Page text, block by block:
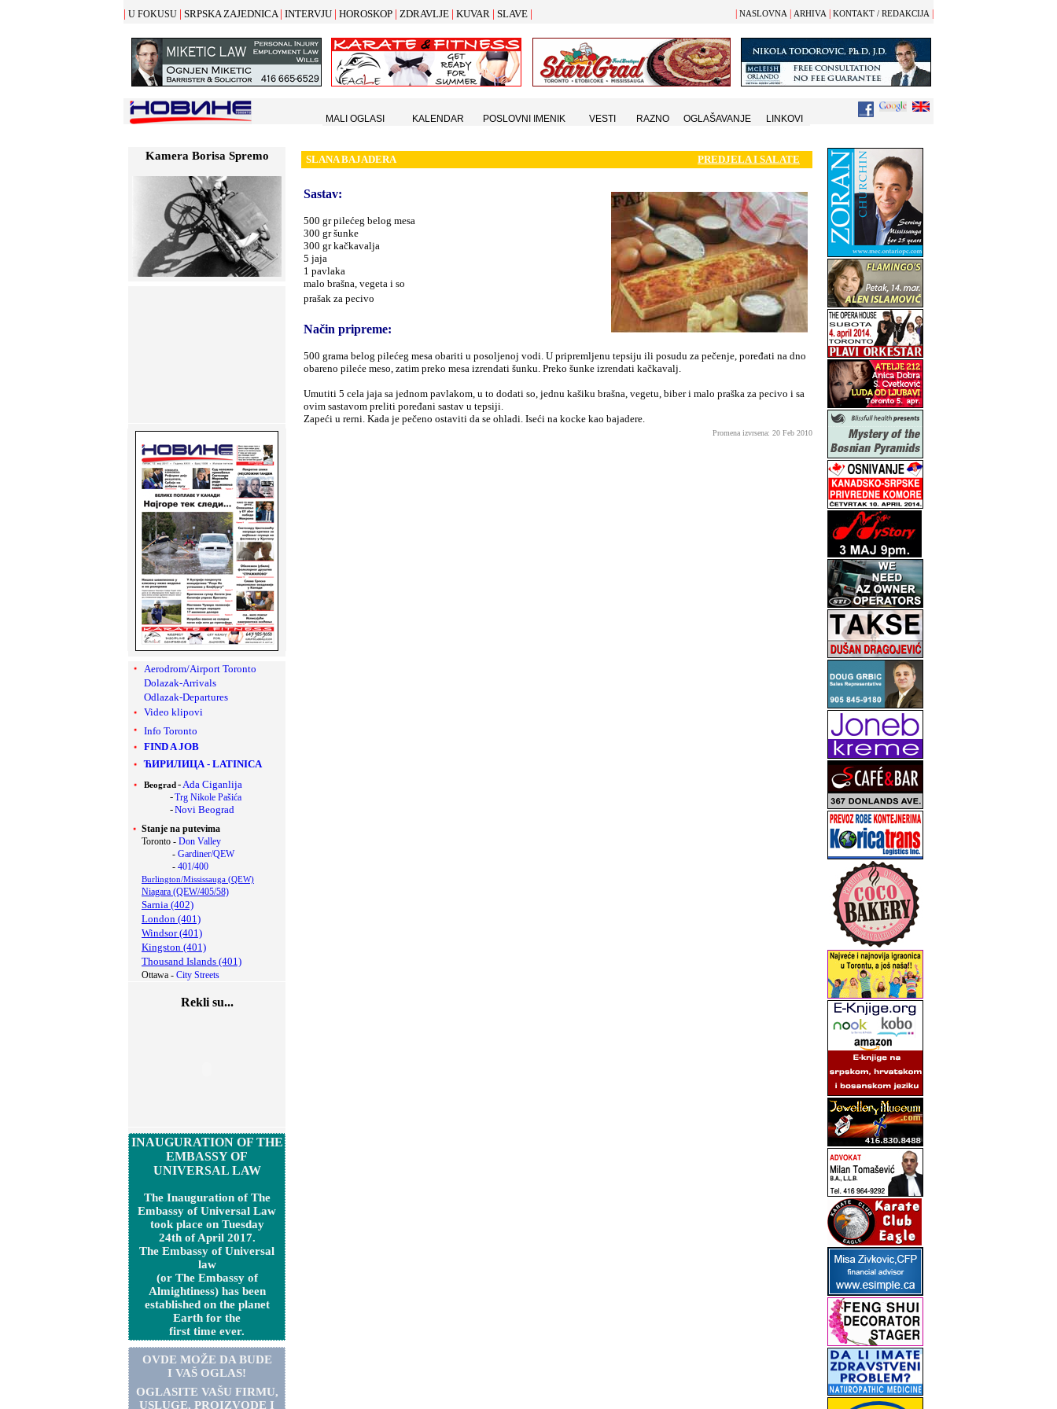
| U FOKUSU | SRPSKA ZAJEDNICA | INTERVJU | HOROSKOP | ZDRAVLJE | KUVAR | SLAVE | NASLOVNA ARHIVA KONTAKT / REDAKCIJA
Kamera Borisa Spremo
Aerodrom/Airport Toronto
Dolazak-Arrivals
Odlazak-Departures
Video klipovi
Info Toronto
FIND A JOB
ЋИРИЛИЦА - LATINICA
Beograd -Ada Ciganlija
-Trg Nikole Pašića
-Novi Beograd
Stanje na putevima
Toronto - Don Valley
- Gardiner/QEW
- 401/400
Burlington/Mississauga (QEW)
Niagara (QEW/405/58)
Sarnia (402)
London (401)
Windsor (401)
Kingston (401)
Thousand Islands (401)
Ottawa - City Streets
Rekli su...
INAUGURATION OF THE
EMBASSY OF
UNIVERSAL LAW
The Inauguration of The
Embassy of Universal Law
took place on Tuesday
24th of April 2017.
The Embassy of Universal
law
(or The Embassy of
Almightiness) has been
established on the planet
Earth for the
first time ever.
OVDE MOŽE DA BUDE
I VAŠ OGLAS!
OGLASITE VAŠU FIRMU,
USLUGE, PROIZVODE I
SLANA BAJADERA PREDJELA I SALATE
Sastav:
500 gr pilećeg belog mesa
300 gr šunke
300 gr kačkavalja
5 jaja
1 pavlaka
malo brašna, vegeta i so
prašak za pecivo
Način pripreme:
500 grama belog pilećeg mesa obariti u posoljenoj vodi. U pripremljenu tepsiju ili posudu za pečenje, poređati na dno
obareno pileće meso, zatim preko mesa izrendati šunku. Preko šunke izrendati kačkavalj.
Umutiti 5 cela jaja sa jednom pavlakom, u to dodati so, jednu kašiku brašna, vegetu, biber i malo praška za pecivo i sa
ovim sastavom preliti poređani sastav u tepsiji.
Zapeći u rerni. Kada je pečeno ostaviti da se ohladi. Iseći na kocke kao bajadere.
Promena izvrsena: 20 Feb 2010
MALI OGLASI KALENDAR POSLOVNI IMENIK VESTI RAZNO OGLAŠAVANJE LINKOVI